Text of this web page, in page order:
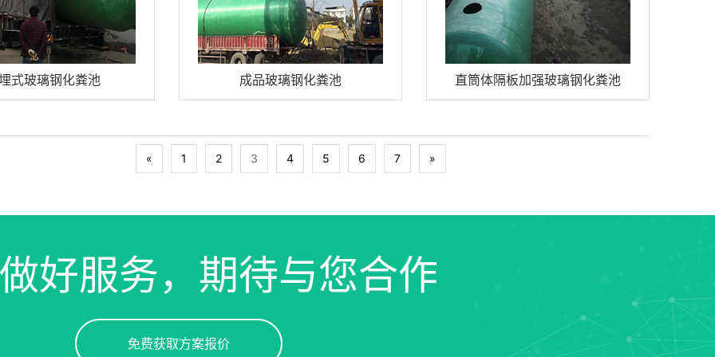
式玻璃钢化粪池 成品玻璃钢化粪池 直筒体隔板加强玻璃钢化粪池
« 1 2 3 4 5 6 7 »
好服务，期待与您合作
免费获取方案报价